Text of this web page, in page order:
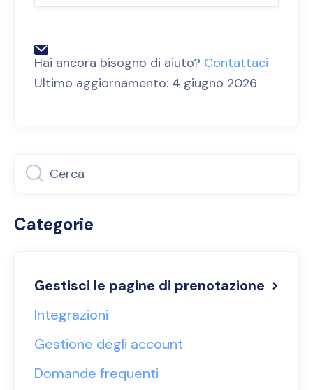
Hai ancora bisogno di aiuto? Contattaci
Ultimo aggiornamento: 4 giugno 2026
Categorie
Gestisci le pagine di prenotazione
Integrazioni
Gestione degli account
Domande frequenti